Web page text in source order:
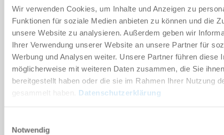
Wir verwenden Cookies, um Inhalte und Anzeigen zu
Funktionen für soziale Medien anbieten zu können und die
unsere Website zu analysieren. Außerdem geben wir
Ihrer Verwendung unserer Website an unsere Partner für
Werbung und Analysen weiter. Unsere Partner führen diese
möglicherweise mit weiteren Daten zusammen, die Sie ihnen
bereitgestellt haben oder die sie im Rahmen Ihrer Nutzung
gesammelt haben. Datenschutzerklärung
Notwendig
NACHRICHT
Nachricht*
Sicherheitsabfrage
diese.*